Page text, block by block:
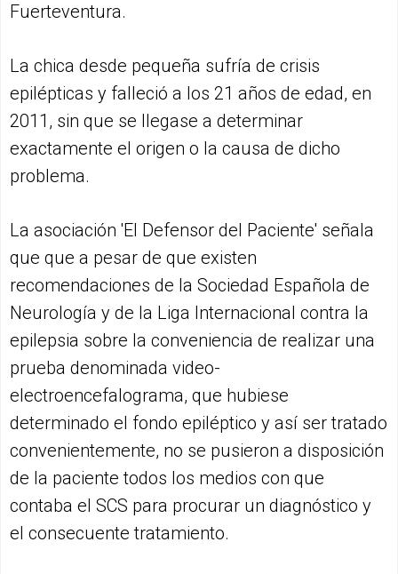
Fuerteventura.
La chica desde pequeña sufría de crisis
epilépticas y falleció a los 21 años de edad, en
2011, sin que se llegase a determinar
exactamente el origen o la causa de dicho
problema.
La asociación 'El Defensor del Paciente' señala
que que a pesar de que existen
recomendaciones de la Sociedad Española de
Neurología y de la Liga Internacional contra la
epilepsia sobre la conveniencia de realizar una
prueba denominada video-
electroencefalograma, que hubiese
determinado el fondo epiléptico y así ser tratado
convenientemente, no se pusieron a disposición
de la paciente todos los medios con que
contaba el SCS para procurar un diagnóstico y
el consecuente tratamiento.